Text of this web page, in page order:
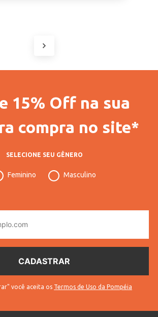
15% Off na sua
compra no site*
SELECIONE SEU GÊNERO
Feminino Masculino
você aceita os Termos de Uso da Pompéia